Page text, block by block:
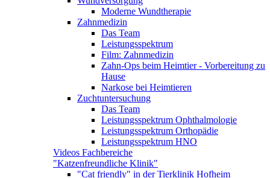
Moderne Wundtherapie
Zahnmedizin
Das Team
Leistungsspektrum
Film: Zahnmedizin
Zahn-Ops beim Heimtier - Vorbereitung zu
Hause
Narkose bei Heimtieren
Zuchtuntersuchung
Das Team
Leistungsspektrum Ophthalmologie
Leistungsspektrum Orthopädie
Leistungsspektrum HNO
Videos Fachbereiche
"Katzenfreundliche Klinik"
"Cat friendly" in der Tierklinik Hofheim